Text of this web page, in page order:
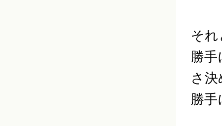
そ
勝
さ
勝